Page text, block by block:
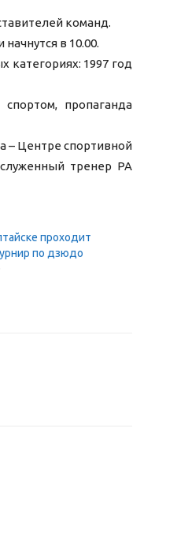
команд.
в 10.00.
категориях: 1997 год
пропаганда
– Центре спортивной
тренер РА
проходит
по дзюдо